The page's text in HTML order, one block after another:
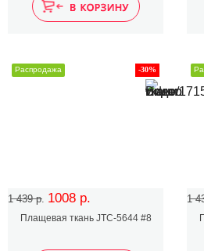
1 439 р. 1008 р.
-30%
Распродажа
Плащевая ткань JTC-5644 #8
1